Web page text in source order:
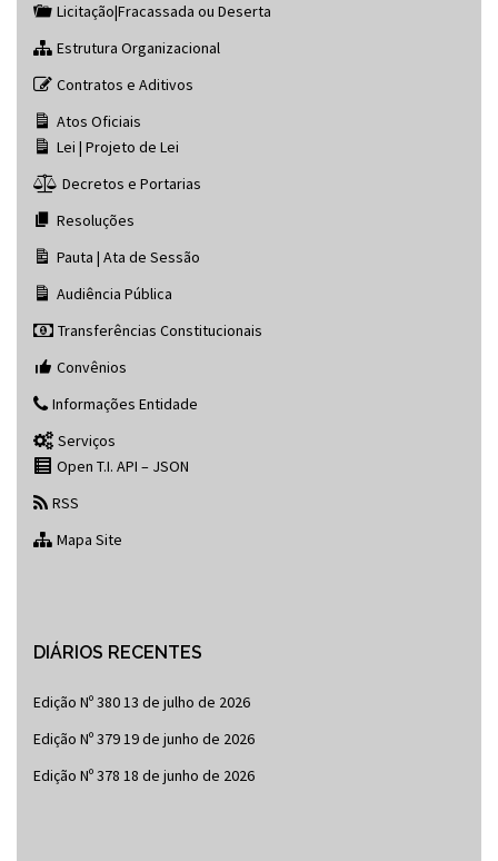
Licitação|Fracassada ou Deserta
Estrutura Organizacional
Contratos e Aditivos
Atos Oficiais
Lei | Projeto de Lei
Decretos e Portarias
Resoluções
Pauta | Ata de Sessão
Audiência Pública
Transferências Constitucionais
Convênios
Informações Entidade
Serviços
Open T.I. API – JSON
RSS
Mapa Site
DIÁRIOS RECENTES
Edição Nº 38013 de julho de 2026
Edição Nº 37919 de junho de 2026
Edição Nº 378 18 de junho de 2026